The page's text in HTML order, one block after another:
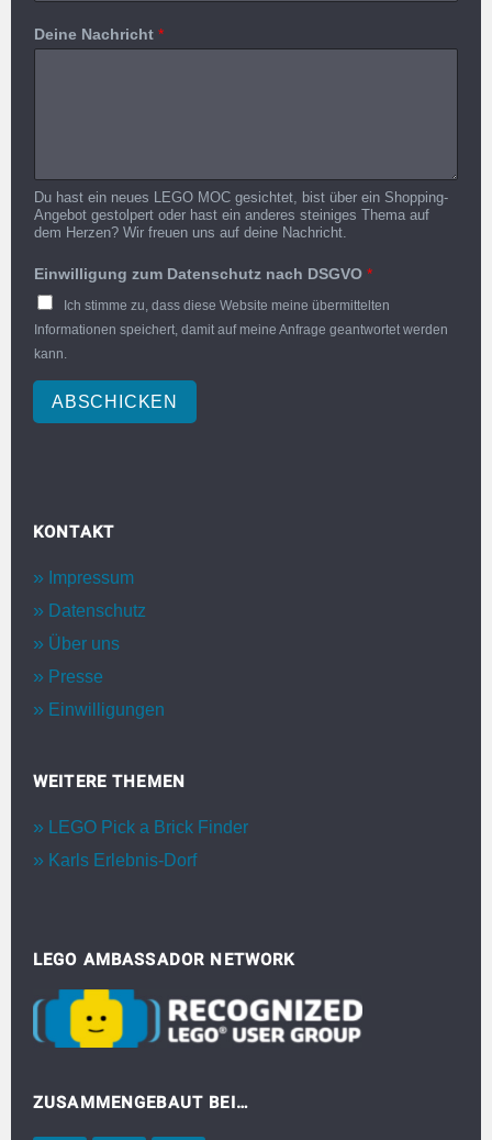
Deine Nachricht *
Du hast ein neues LEGO MOC gesichtet, bist über ein Shopping-
Angebot gestolpert oder hast ein anderes steiniges Thema auf
dem Herzen? Wir freuen uns auf deine Nachricht.
Einwilligung zum Datenschutz nach DSGVO *
Ich stimme zu, dass diese Website meine übermittelten
Informationen speichert, damit auf meine Anfrage geantwortet werden
kann.
ABSCHICKEN
KONTAKT
Impressum
Datenschutz
Über uns
Presse
Einwilligungen
WEITERE THEMEN
LEGO Pick a Brick Finder
Karls Erlebnis-Dorf
LEGO AMBASSADOR NETWORK
ZUSAMMENGEBAUT BEI…